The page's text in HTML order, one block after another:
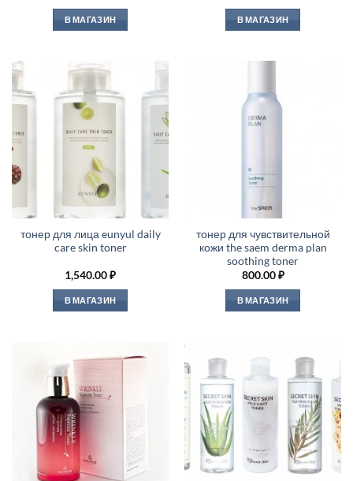
В МАГАЗИН В МАГАЗИН
тонер для лица eunyul daily
care skin toner
1,540.00₽
В МАГАЗИН
тонер для чувствительной
кожи the saem derma plan
soothing toner
800.00₽
В МАГАЗИН